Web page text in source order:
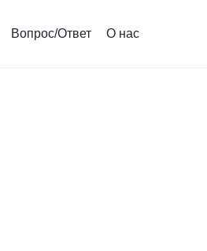
Вопрос/Ответ О нас